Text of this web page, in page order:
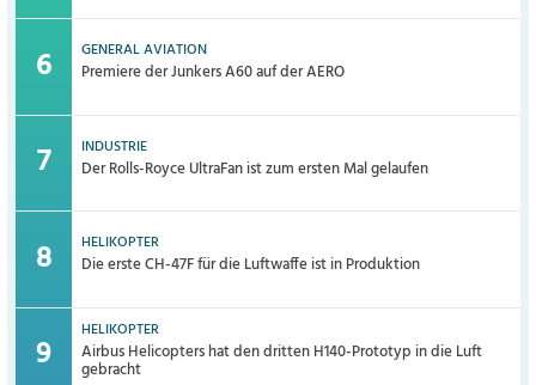
GENERAL AVIATION
Premiere der Junkers A60 auf der AERO
INDUSTRIE
Der Rolls-Royce UltraFan ist zum ersten Mal gelaufen
HELIKOPTER
Die erste CH-47F für die Luftwaffe ist in Produktion
HELIKOPTER
Airbus Helicopters hat den dritten H140-Prototyp in die Luft
gebracht